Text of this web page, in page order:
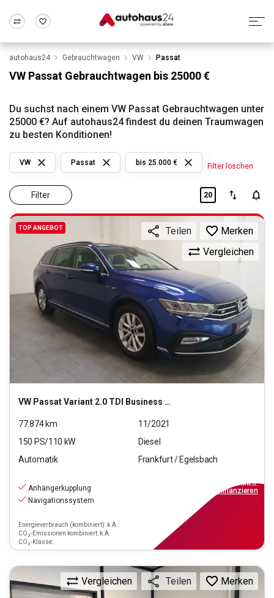
Wir bewerten dein Auto
Alle Fragen & Antworten
Rund um die Inzahlungnahme
Frankfurt Wuppertal
autohaus24 Gebrauchtwagen VW Passat
VW Passat Gebrauchtwagen bis 25000 €
Du suchst nach einem VW Passat Gebrauchtwagen unter
25000 €? Auf autohaus24 findest du deinen Traumwagen
zu besten Konditionen!
Filter
VW Passat bis 25.000 € Filter löschen
20
TOP ANGEBOT
VW Passat Variant 2.0 TDI Business (EURO 6d)
Vergleichen
Teilen Merken
77.874km
11/2021
150 PS/110 kW
Diesel
Automatik
Frankfurt / Egelsbach
Anhängerkupplung
Navigationssystem
Energieverbrauch (kombiniert): k.A.
CO₂-Emissionen kombiniert: k.A.
CO₂-Klasse:
inkl.MwSt.
finanzieren
Vergleichen Teilen Merken